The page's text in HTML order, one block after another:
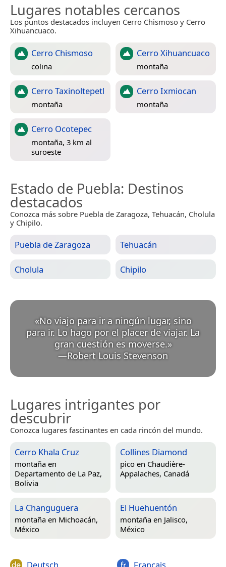
Lugares notables cercanos
Los puntos destacados incluyen Cerro Chismoso y Cerro
Xihuancuaco.
Cerro Chismoso
colina
Cerro Xihuancuaco
montaña
Cerro Taxinoltepetl
montaña
Cerro Ixmiocan
montaña
Cerro Ocotepec
montaña, 3 km al
suroeste
Estado de Puebla: Destinos
destacados
Conozca más sobre Puebla de Zaragoza, Tehuacán, Cholula
y Chipilo.
Puebla de Zaragoza Tehuacán
Cholula Chipilo
«No viajo para ir a ningún lugar, sino
para ir. Lo hago por el placer de viajar. La
gran cuestión es moverse. »
—Robert Louis Stevenson
Lugares intrigantes por
descubrir
Conozca lugares fascinantes en cada rincón del mundo.
Cerro Khala Cruz
montaña en
Departamento de La Paz,
Bolivia
Collines Diamond
pico en Chaudière-
Appalaches, Canadá
La Changuguera
montaña en Michoacán,
México
El Huehuentón
montaña en Jalisco,
México